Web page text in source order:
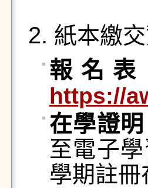
紙本繳交
報名表
https://
在學證明
至電子
學期註冊